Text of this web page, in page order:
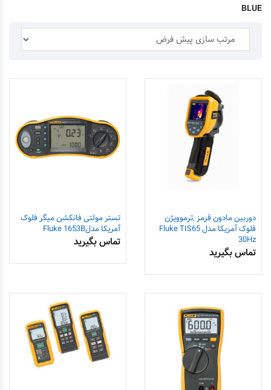
BLUE
تستر مولتی فانکشن میگر فلوک
آمریکا مدلFluke 1653B
تماس بگیرید
دوربین مادون قرمز ,ترموویژن
فلوک آمریکا مدل Fluke TIS65
30Hz
تماس بگیرید